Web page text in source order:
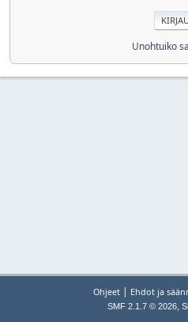
Unohtuiko
Ohjeet | Ehdot ja
SMF 2.1.7 © 2026,